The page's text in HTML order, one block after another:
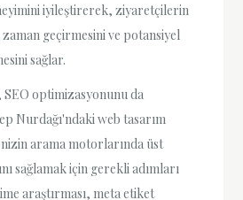
iyileştirerek, ziyaretçilerin
geçirmesini ve potansiyel
sağlar.
SEO optimizasyonunu da
Nurdağı'ndaki web tasarım
arama motorlarında üst
sağlamak için gerekli adımları
araştırması, meta etiket